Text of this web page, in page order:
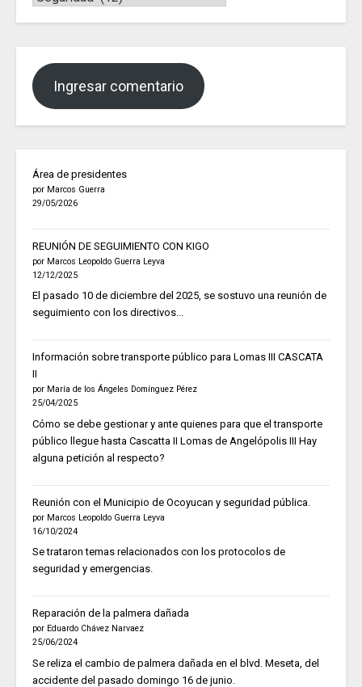
Ingresar comentario
Área de presidentes
por Marcos Guerra
29/05/2026
REUNIÓN DE SEGUIMIENTO CON KIGO
por Marcos Leopoldo Guerra Leyva
12/12/2025
El pasado 10 de diciembre del 2025, se sostuvo una reunión de
seguimiento con los directivos...
Información sobre transporte público para Lomas III CASCATA
II
por María de los Ángeles Domínguez Pérez
25/04/2025
Cómo se debe gestionar y ante quienes para que el transporte
público llegue hasta Cascatta II Lomas de Angelópolis III Hay
alguna petición al respecto?
Reunión con el Municipio de Ocoyucan y seguridad pública.
por Marcos Leopoldo Guerra Leyva
16/10/2024
Se trataron temas relacionados con los protocolos de
seguridad y emergencias.
Reparación de la palmera dañada
por Eduardo Chávez Narvaez
25/06/2024
Se reliza el cambio de palmera dañada en el blvd. Meseta, del
accidente del pasado domingo 16 de junio.